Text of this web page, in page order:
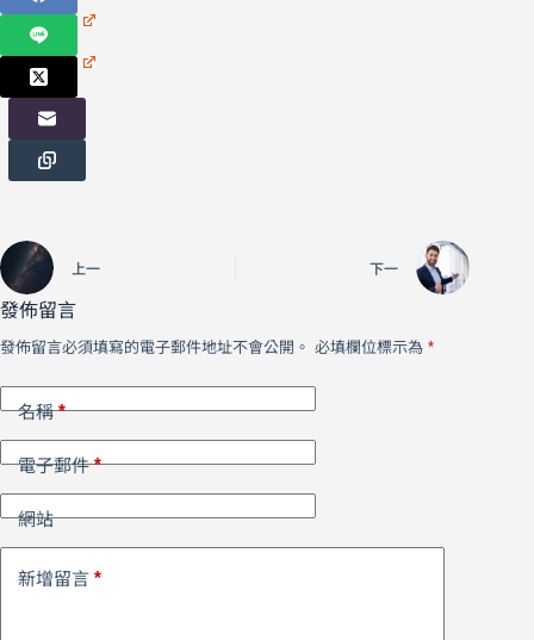
上一 下一
發佈留言
發佈留言必須填寫的電子郵件地址不會公開。 必填欄位標示為 *
名稱*
電子郵件*
網站
新增留言 *